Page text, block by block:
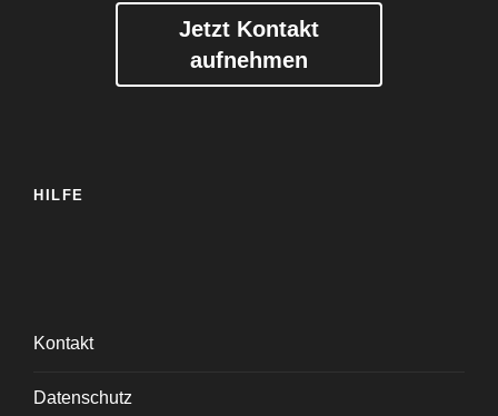
Jetzt Kontakt
aufnehmen
HILFE
Kontakt
Datenschutz